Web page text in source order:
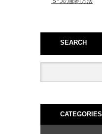
SEARCH
CATEGORIES